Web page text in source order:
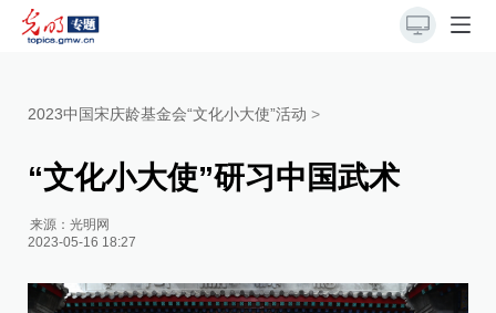
2023中国宋庆龄基金会“文化小大使”活动 >
“文化小大使”研习中国武术
来源：光明网
2023-05-16 18:27